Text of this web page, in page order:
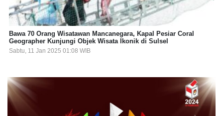
Bawa 70 Orang Wisatawan Mancanegara, Kapal Pesiar Coral
Geographer Kunjungi Objek Wisata Ikonik di Sulsel
Sabtu, 11 Jan 2025 01:08 WIB